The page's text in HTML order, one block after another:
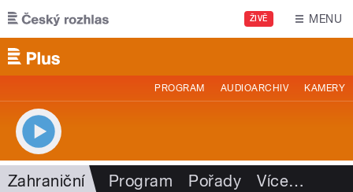
Přejít k hlavnímu obsahu
ŽIVĚ MENU
PROGRAM AUDIOARCHIV KAMERY
Zahraniční Program Pořady Více…